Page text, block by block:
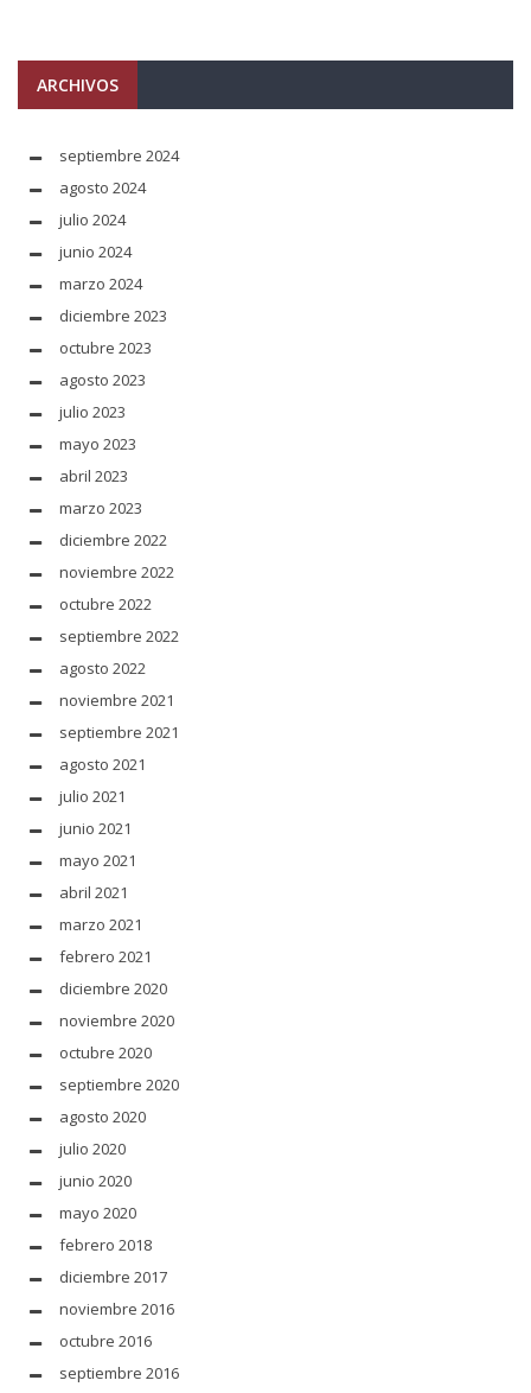
ARCHIVOS
septiembre 2024
agosto 2024
julio 2024
junio 2024
marzo 2024
diciembre 2023
octubre 2023
agosto 2023
julio 2023
mayo 2023
abril 2023
marzo 2023
diciembre 2022
noviembre 2022
octubre 2022
septiembre 2022
agosto 2022
noviembre 2021
septiembre 2021
agosto 2021
julio 2021
junio 2021
mayo 2021
abril 2021
marzo 2021
febrero 2021
diciembre 2020
noviembre 2020
octubre 2020
septiembre 2020
agosto 2020
julio 2020
junio 2020
mayo 2020
febrero 2018
diciembre 2017
noviembre 2016
octubre 2016
septiembre 2016